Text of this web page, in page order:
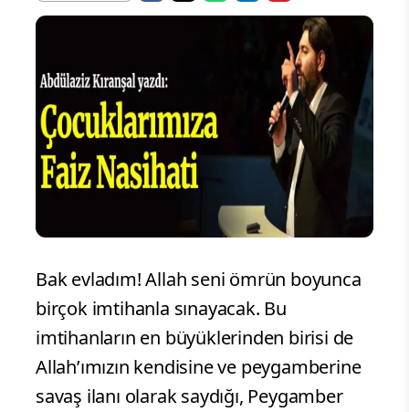
Bak evladım! Allah seni ömrün boyunca
birçok imtihanla sınayacak. Bu
imtihanların en büyüklerinden birisi de
Allah’ımızın kendisine ve peygamberine
savaş ilanı olarak saydığı, Peygamber